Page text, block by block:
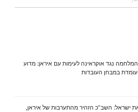
נגד אוקראינה לעימות עם איראן: מדוע
במבחן העובדות
ישראל: השב”כ הזהיר מהתערבות של איראן,